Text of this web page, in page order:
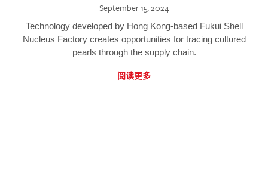
September 15, 2024
Technology developed by Hong Kong-based Fukui Shell
Nucleus Factory creates opportunities for tracing cultured
pearls through the supply chain.
阅读更多